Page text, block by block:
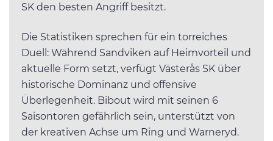
SK den besten Angriff besitzt.
Die Statistiken sprechen für ein torreiches
Duell: Während Sandviken auf Heimvorteil und
aktuelle Form setzt, verfügt Västerås SK über
historische Dominanz und offensive
Überlegenheit. Bibout wird mit seinen 6
Saisontoren gefährlich sein, unterstützt von
der kreativen Achse um Ring und Warneryd.